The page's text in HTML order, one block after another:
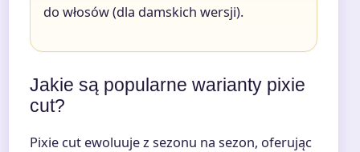
do włosów (dla damskich wersji).
Jakie są popularne warianty pixie
cut?
Pixie cut ewoluuje z sezonu na sezon, oferując